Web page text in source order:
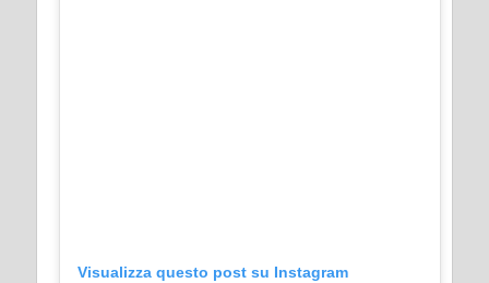
Visualizza questo post su Instagram